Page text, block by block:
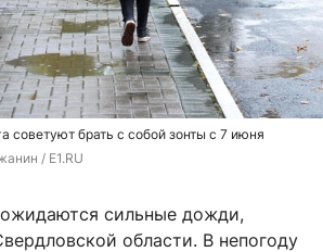
советуют брать с собой зонты с 7 июня
/ E1.RU
сильные дожди,
области. В непогоду